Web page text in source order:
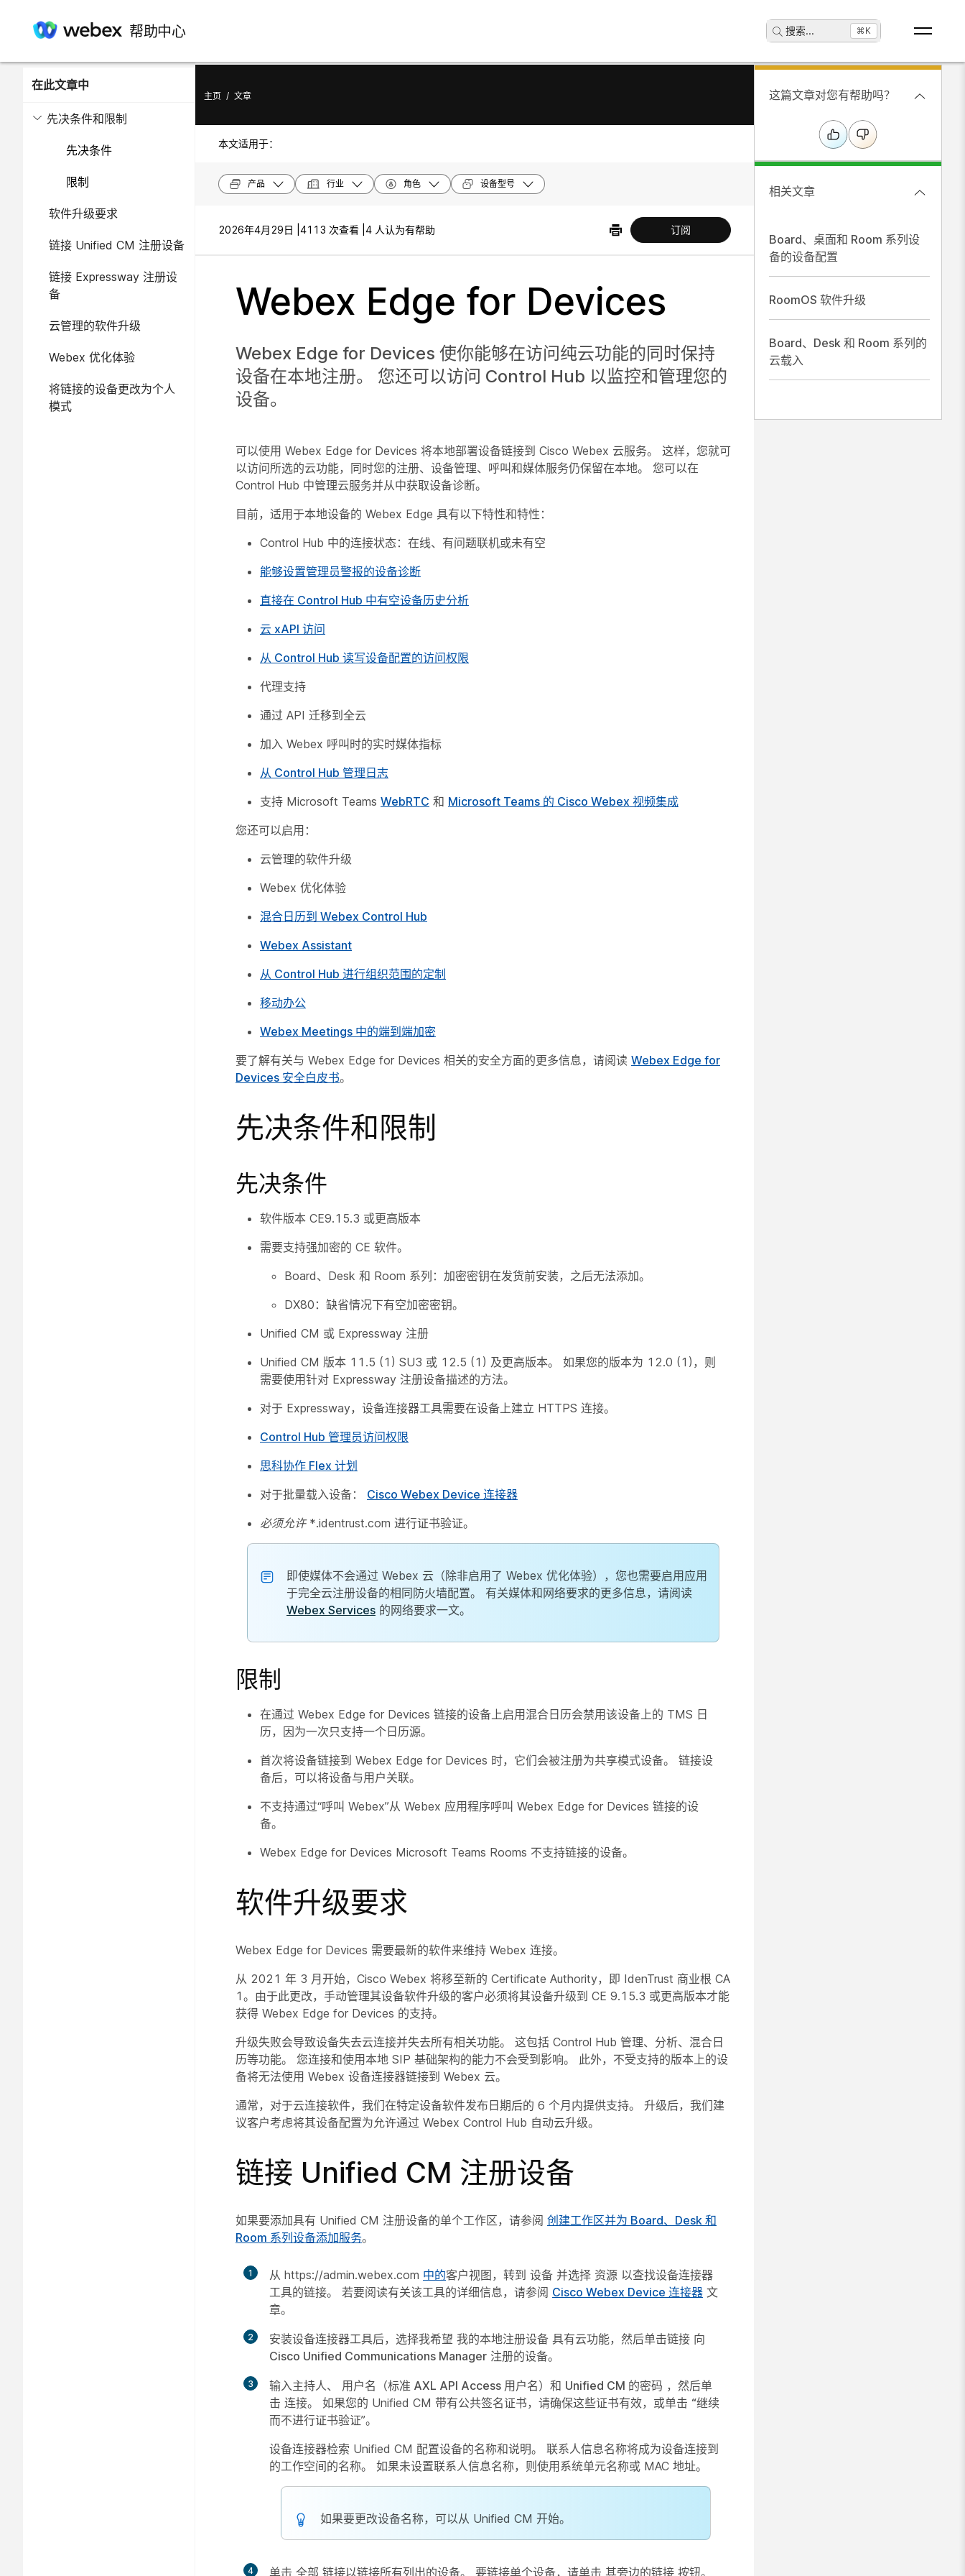
帮助中心 搜索... ⌘K
在此文章中
先决条件和限制
先决条件
限制
软件升级要求
链接 Unified CM 注册设备
链接 Expressway 注册设
备
云管理的软件升级
Webex 优化体验
将链接的设备更改为个人
模式
主页 / 文章
本文适用于：
产品 行业 角色 设备型号
2026年4月29日 | 4113 次查看 | 4 人认为有帮助 订阅
Webex Edge for Devices
Webex Edge for Devices 使你能够在访问纯云功能的同时保持
设备在本地注册。 您还可以访问 Control Hub 以监控和管理您的
设备。
可以使用 Webex Edge for Devices 将本地部署设备链接到 Cisco Webex 云服务。 这样，您就可
以访问所选的云功能，同时您的注册、设备管理、呼叫和媒体服务仍保留在本地。 您可以在
Control Hub 中管理云服务并从中获取设备诊断。
目前，适用于本地设备的 Webex Edge 具有以下特性和特性：
Control Hub 中的连接状态：在线、有问题联机或未有空
能够设置管理员警报的设备诊断
直接在 Control Hub 中有空设备历史分析
云 xAPI 访问
从 Control Hub 读写设备配置的访问权限
代理支持
通过 API 迁移到全云
加入 Webex 呼叫时的实时媒体指标
从 Control Hub 管理日志
支持 Microsoft Teams WebRTC 和 Microsoft Teams 的 Cisco Webex 视频集成
您还可以启用：
云管理的软件升级
Webex 优化体验
混合日历到 Webex Control Hub
Webex Assistant
从 Control Hub 进行组织范围的定制
移动办公
Webex Meetings 中的端到端加密
要了解有关与 Webex Edge for Devices 相关的安全方面的更多信息，请阅读 Webex Edge for
Devices 安全白皮书。
先决条件和限制
先决条件
软件版本 CE9.15.3 或更高版本
需要支持强加密的 CE 软件。
Board、Desk 和 Room 系列：加密密钥在发货前安装，之后无法添加。
DX80：缺省情况下有空加密密钥。
Unified CM 或 Expressway 注册
Unified CM 版本 11.5 (1) SU3 或 12.5 (1) 及更高版本。 如果您的版本为 12.0 (1)，则
需要使用针对 Expressway 注册设备描述的方法。
对于 Expressway，设备连接器工具需要在设备上建立 HTTPS 连接。
Control Hub 管理员访问权限
思科协作 Flex 计划
对于批量载入设备： Cisco Webex Device 连接器
必须允许 *.identrust.com 进行证书验证。
即使媒体不会通过 Webex 云（除非启用了 Webex 优化体验），您也需要启用应用
于完全云注册设备的相同防火墙配置。 有关媒体和网络要求的更多信息，请阅读
Webex Services 的网络要求一文。
限制
在通过 Webex Edge for Devices 链接的设备上启用混合日历会禁用该设备上的 TMS 日
历，因为一次只支持一个日历源。
首次将设备链接到 Webex Edge for Devices 时，它们会被注册为共享模式设备。 链接设
备后，可以将设备与用户关联。
不支持通过“呼叫 Webex”从 Webex 应用程序呼叫 Webex Edge for Devices 链接的设
备。
Webex Edge for Devices Microsoft Teams Rooms 不支持链接的设备。
软件升级要求
Webex Edge for Devices 需要最新的软件来维持 Webex 连接。
从 2021 年 3 月开始，Cisco Webex 将移至新的 Certificate Authority，即 IdenTrust 商业根 CA
1。由于此更改，手动管理其设备软件升级的客户必须将其设备升级到 CE 9.15.3 或更高版本才能
获得 Webex Edge for Devices 的支持。
升级失败会导致设备失去云连接并失去所有相关功能。 这包括 Control Hub 管理、分析、混合日
历等功能。 您连接和使用本地 SIP 基础架构的能力不会受到影响。 此外，不受支持的版本上的设
备将无法使用 Webex 设备连接器链接到 Webex 云。
通常，对于云连接软件，我们在特定设备软件发布日期后的 6 个月内提供支持。 升级后，我们建
议客户考虑将其设备配置为允许通过 Webex Control Hub 自动云升级。
链接 Unified CM 注册设备
如果要添加具有 Unified CM 注册设备的单个工作区，请参阅 创建工作区并为 Board、Desk 和
Room 系列设备添加服务。
1 从 https://admin.webex.com 中的客户视图，转到 设备 并选择 资源 以查找设备连接器
工具的链接。 若要阅读有关该工具的详细信息，请参阅 Cisco Webex Device 连接器 文
章。
2 安装设备连接器工具后，选择我希望 我的本地注册设备 具有云功能，然后单击链接 向
Cisco Unified Communications Manager 注册的设备。
3 输入主持人、 用户名（标准 AXL API Access 用户名） 和 Unified CM 的密码 ，然后单
击 连接。 如果您的 Unified CM 带有公共签名证书，请确保这些证书有效，或单击 “继续
而不进行证书验证”。
设备连接器检索 Unified CM 配置设备的名称和说明。 联系人信息名称将成为设备连接到
的工作空间的名称。 如果未设置联系人信息名称，则使用系统单元名称或 MAC 地址。
如果要更改设备名称，可以从 Unified CM 开始。
4 单击 全部 链接以链接所有列出的设备。 要链接单个设备，请单击 其旁边的链接 按钮。
这篇文章对您有帮助吗？
相关文章
Board、桌面和 Room 系列设
备的设备配置
RoomOS 软件升级
Board、Desk 和 Room 系列的
云载入